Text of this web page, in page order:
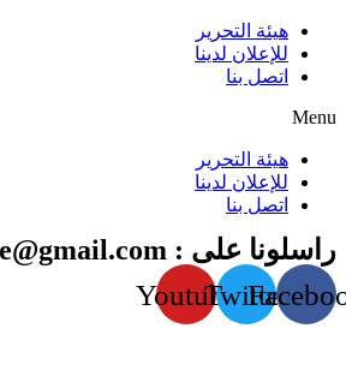
هيئة التحرير
للإعلان لدينا
اتصل بنا
Menu
هيئة التحرير
للإعلان لدينا
اتصل بنا
راسلونا على : ouazzanepresse@gmail.com
Twitter
Youtube